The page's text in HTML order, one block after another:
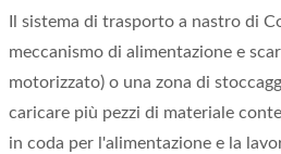
Il sistema di trasporto a nastro di
meccanismo di alimentazione e
motorizzato) o una zona di
caricare più pezzi di materiale
in coda per l'alimentazione e la